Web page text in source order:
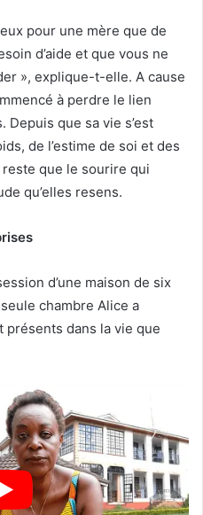
pour une mère que de
d’aide et que vous ne
», explique-t-elle. A cause
à perdre le lien
Depuis que sa vie s’est
de l’estime de soi et des
que le sourire qui
qu’elles resens.
d’une maison de six
chambre Alice a
présents dans la vie que